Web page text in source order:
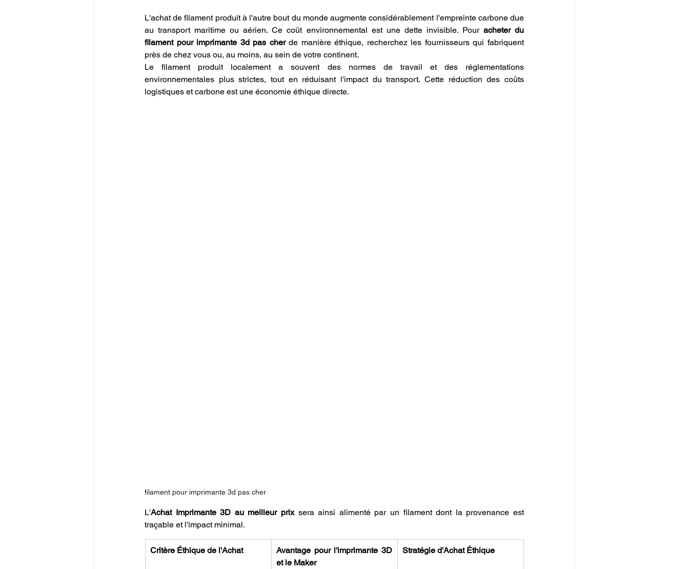
L'achat de filament produit à l'autre bout du monde augmente considérablement l'empreinte carbone due
au transport maritime ou aérien. Ce coût environnemental est une dette invisible. Pour acheter du
filament pour imprimante 3d pas cher de manière éthique, recherchez les fournisseurs qui fabriquent
près de chez vous ou, au moins, au sein de votre continent.
Le filament produit localement a souvent des normes de travail et des réglementations
environnementales plus strictes, tout en réduisant l'impact du transport. Cette réduction des coûts
logistiques et carbone est une économie éthique directe.
filament pour imprimante 3d pas cher
L'Achat Imprimante 3D au meilleur prix sera ainsi alimenté par un filament dont la provenance est
traçable et l'impact minimal.
Critère Éthique de l'Achat
Avantage pour l'imprimante 3D
et le Maker
Stratégie d'Achat Éthique